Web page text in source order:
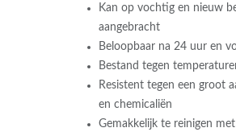
Kan op vochtig en nieuw
aangebracht
Beloopbaar na 24 uur en
Bestand tegen
Resistent tegen een groot
en chemicaliën
Gemakkelijk te reinigen